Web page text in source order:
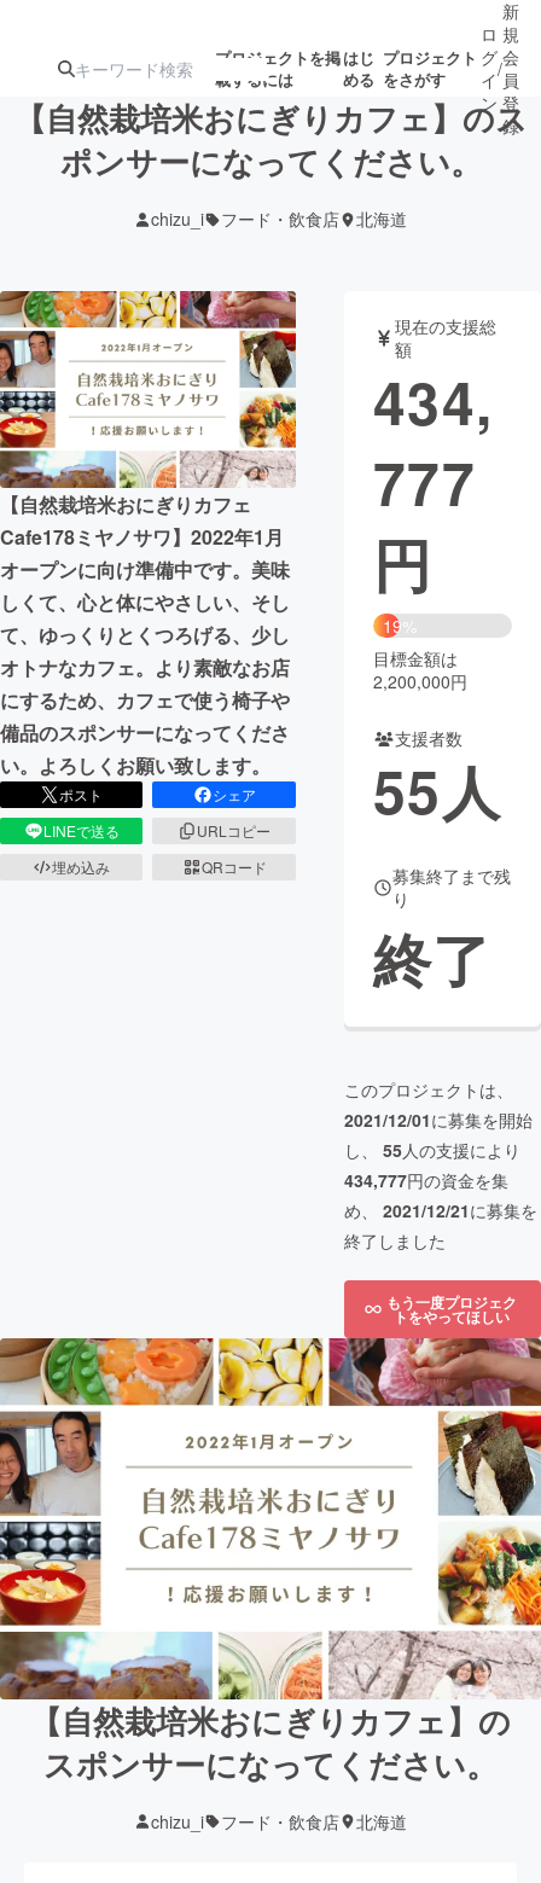
プロジェクトを掲
載するには
はじ
める
プロジェクト
をさがす
ターン
ジェクト
募集終了が近いプ
ロジェクト
アート・写真 音楽
テクノロジー・ガジェット ゲーム・サ
映像・映画
ビジネス・起業
まちづくり・地域活性化
CAMPFIRE for Social Good
CAMPFIRE Creation
CAMPFIREふるさと納税machi-ya コミュニティ
ロ
グ
イ
ン
/
新
規
会
員
登
録
【自然栽培米おにぎりカフェ】のス
ポンサーになってください。
chizu_i フード・飲食店 北海道
【自然栽培米おにぎりカフェ
Cafe178ミヤノサワ】2022年1月
オープンに向け準備中です。美味
しくて、心と体にやさしい、そし
て、ゆっくりとくつろげる、少し
オトナなカフェ。より素敵なお店
にするため、カフェで使う椅子や
備品のスポンサーになってくださ
い。よろしくお願い致します。
ポスト
シェア
LINEで送る
URLコピー
埋め込み
QRコード
現在の支援総
額
434,
777
円
19%
目標金額は
2,200,000円
支援者数
55人
募集終了まで残
り
終了
このプロジェクトは、
2021/12/01に募集を開始
し、 55人の支援により
434,777円の資金を集
め、 2021/12/21に募集を
終了しました
もう一度プロジェク
トをやってほしい
【自然栽培米おにぎりカフェ】の
スポンサーになってください。
chizu_i フード・飲食店 北海道